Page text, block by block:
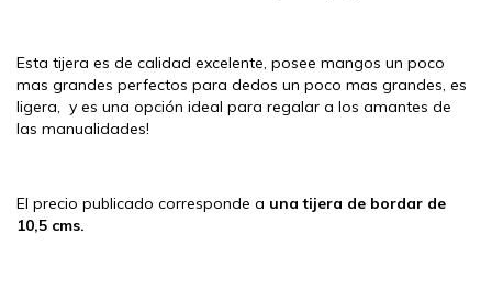
Esta tijera es de calidad excelente, posee mangos un poco
mas grandes perfectos para dedos un poco mas grandes, es
ligera, y es una opción ideal para regalar a los amantes de
las manualidades!
El precio publicado corresponde a una tijera de bordar de
10,5 cms.